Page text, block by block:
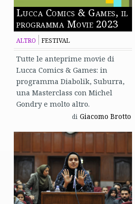
Lucca Comics & Games, il
programma Movie 2023
ALTRO FESTIVAL
Tutte le anteprime movie di
Lucca Comics & Games: in
programma Diabolik, Suburra,
una Masterclass con Michel
Gondry e molto altro.
di Giacomo Brotto